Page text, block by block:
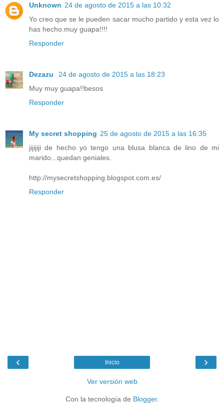
Unknown 24 de agosto de 2015 a las 10:32
Yo creo que se le pueden sacar mucho partido y esta vez lo
has hecho.muy guapa!!!!
Responder
Dezazu
24 de agosto de 2015 a las 18:23
Muy muy guapa!!besos
Responder
My secret shopping 25 de agosto de 2015 a las 16:35
jijijiji de hecho yo tengo una blusa blanca de lino de mi
marido...quedan geniales.
http://mysecretshopping.blogspot.com.es/
Responder
‹ ›
Inicio
Ver versión web
Con la tecnología de Blogger.